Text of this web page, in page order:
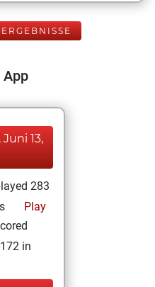
App
13,
283
Play
in